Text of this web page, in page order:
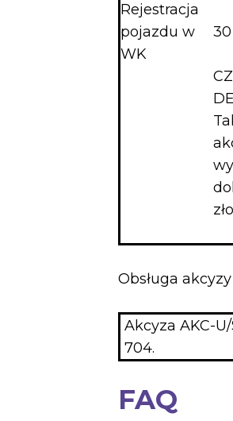
Rejestracja
pojazdu w
WK
Obsługa
Akcyza AKC-
704.
FAQ